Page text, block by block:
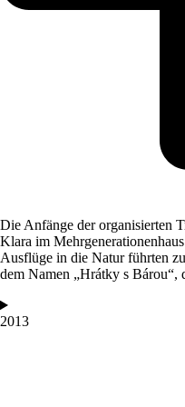
Die Anfänge der organisierten
Klara im
Ausflüge in die Natur führten
dem Namen „Hrátky s
2013